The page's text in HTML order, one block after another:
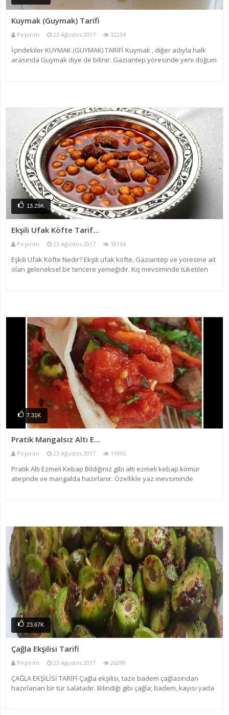
Kuymak (Guymak) Tarifi
Pirpirim 23 Ağustos 2017 32234
İçindekiler KUYMAK (GUYMAK) TARİFİ Kuymak , diğer adıyla halk
arasında Guymak diye de bilinir. Gaziantep yöresinde yeni doğum
13.29K
Ekşili Ufak Köfte Tarif...
Pirpirim 23 Ağustos 2017 18164
Eşkili Ufak Köfte Nedir? Ekşili ufak köfte, Gaziantep ve yöresine ait
olan geleneksel bir tencere yemeğidir. Kış mevsiminde tüketilen
7.31K
Pratik Mangalsız Altı E...
Pirpirim 23 Ağustos 2017 11995
Pratik Altı Ezmeli Kebap Bildiğiniz gibi altı ezmeli kebap kömür
ateşinde ve mangalda hazırlanır. Özellikle yaz mevsiminde
23.67K
Çağla Ekşilisi Tarifi
Pirpirim 23 Ağustos 2017 26299
ÇAĞLA EKŞİLİSİ TARİFİ Çağla ekşilisi, taze badem çağlasından
hazırlanan bir tür salatadır. Bilindiği gibi çağla; badem, kayısı yada